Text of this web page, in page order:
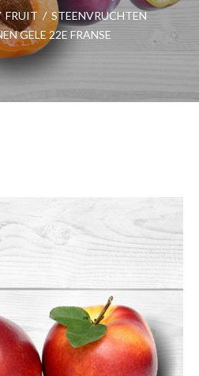
FRUIT / STEENVRUCHTEN
GELE 22E FRANSE